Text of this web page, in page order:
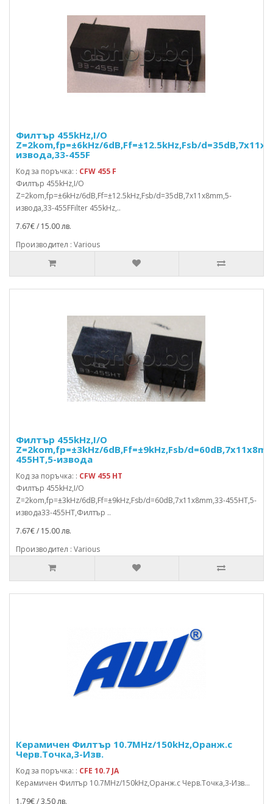
Филтър 455kHz,I/O
Z=2kom,fp=±6kHz/6dB,Ff=±12.5kHz,Fsb/
извода,33-455F
Код за поръчка: : CFW 455 F
Филтър 455kHz,I/O
Z=2kom,fp=±6kHz/6dB,Ff=±12.5kHz,Fsb/d=35dB,7x11x8mm,5-
извода,33-455FFilter 455kHz,..
7.67€ / 15.00 лв.
Производител : Various
Филтър 455kHz,I/O
Z=2kom,fp=±3kHz/6dB,Ff=±9kHz,Fsb/
455HT,5-извода
Код за поръчка: : CFW 455 HT
Филтър 455kHz,I/O
Z=2kom,fp=±3kHz/6dB,Ff=±9kHz,Fsb/d=60dB,7x11x8mm,33-455HT,5-
извода33-455HT,Филтър ..
7.67€ / 15.00 лв.
Производител : Various
Керамичен Филтър 10.7MHz/150kHz,Оранж.с
Черв.Точка,3-Изв.
Код за поръчка: : CFE 10.7 JA
Керамичен Филтър 10.7MHz/150kHz,Оранж.с Черв.Точка,3-Изв...
1.79€ / 3.50 лв.